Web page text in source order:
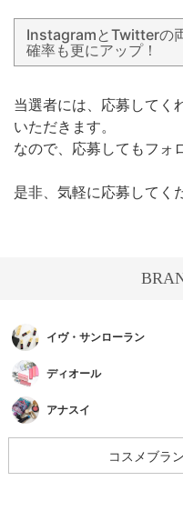
InstagramとTwitterの
確率も更にアップ！
当選者には、応募してく
いただきます。
なので、応募してもフォ
是非、気軽に応募してく
イヴ・サンローラン
ディオール
アナスイ
コスメブラ